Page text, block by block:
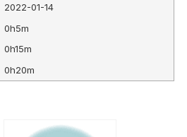
2022-01-14
0h5m
0h15m
0h20m